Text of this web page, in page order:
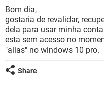
INSTAGRAM
GUIA DE COMPRAS
OUTLOOK
INSTAGRAM
GUIA DE COMPRAS
JOGOS
CELULAR
OUTLOOK
GUIA DE COMPRAS
Bom dia,
gostaria de revalidar,
dela para usar minha
esta sem acesso no
"alias" no windows 10 pro.
Share